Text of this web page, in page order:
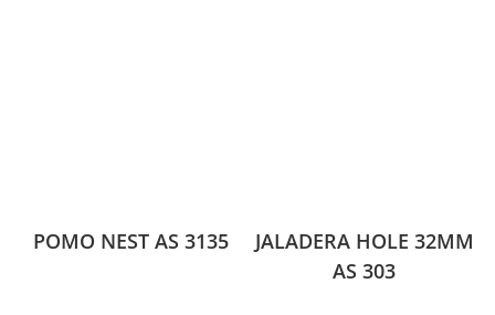
POMO NEST AS 3135
JALADERA HOLE 32MM
AS 303